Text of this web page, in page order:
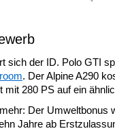
sich der ID. Polo GTI
. Der Alpine A290
280 PS auf ein
Der
Jahre ab